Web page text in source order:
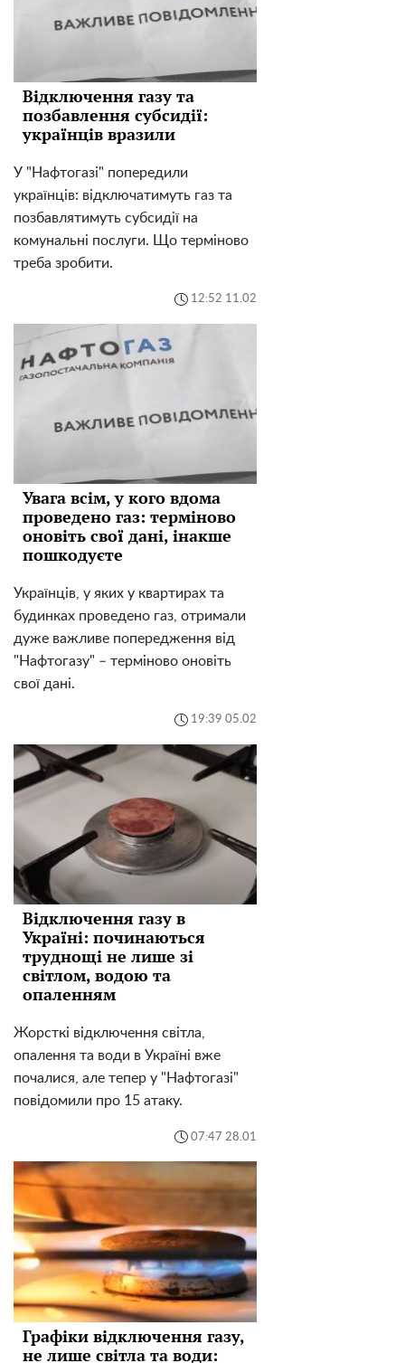
Відключення газу та
позбавлення субсидії:
українців вразили
У "Нафтогазі" попередили
українців: відключатимуть газ та
позбавлятимуть субсидії на
комунальні послуги. Що терміново
треба зробити.
12:52 11.02
Увага всім, у кого вдома
проведено газ: терміново
оновіть свої дані, інакше
пошкодуєте
Українців, у яких у квартирах та
будинках проведено газ, отримали
дуже важливе попередження від
"Нафтогазу" – терміново оновіть
свої дані.
19:39 05.02
Відключення газу в
Україні: починаються
труднощі не лише зі
світлом, водою та
опаленням
Жорсткі відключення світла,
опалення та води в Україні вже
почалися, але тепер у "Нафтогазі"
повідомили про 15 атаку.
07:47 28.01
Графіки відключення газу,
не лише світла та води: